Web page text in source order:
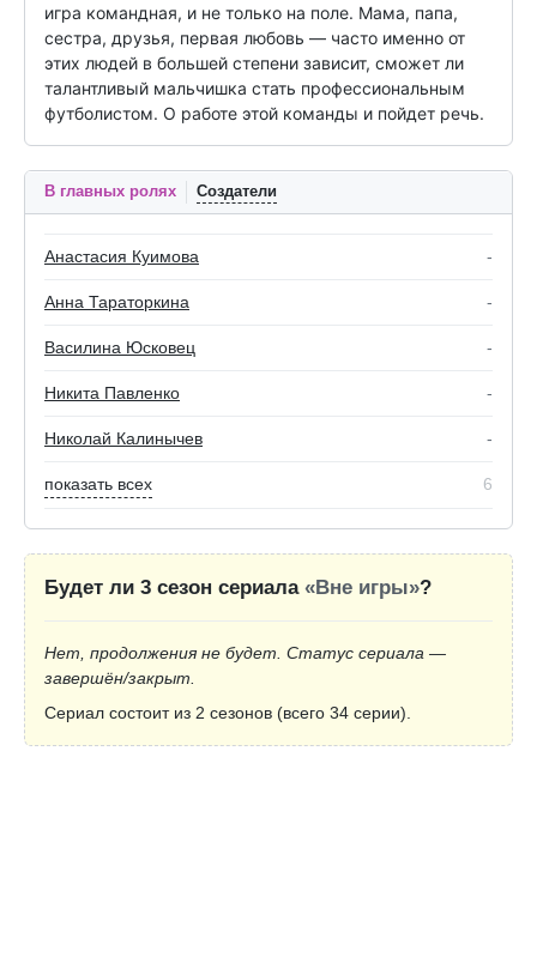
игра командная, и не только на поле. Мама, папа,
сестра, друзья, первая любовь — часто именно от
этих людей в большей степени зависит, сможет ли
талантливый мальчишка стать профессиональным
футболистом. О работе этой команды и пойдет речь.
В главных ролях Создатели
Анастасия Куимова -
Анна Тараторкина -
Василина Юсковец -
Никита Павленко -
Николай Калинычев -
показать всех 6
Будет ли 3 сезон сериала «Вне игры»?
Нет, продолжения не будет. Статус сериала —
завершён/закрыт.
Сериал состоит из 2 сезонов (всего 34 серии).